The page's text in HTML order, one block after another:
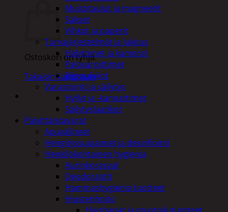
Ostoskori on tyhjä.
Takaisin kauppaan
Muistitaulut ja magneetit
Sakset
Vihkot ja paperit
Turvajärjestelmät ja lukitus
Hälyttimet ja kamerat
Palovaroittimet
Riippulukot
Varastointi ja säilytys
Hyllyt ja -kannattimet
Säilytyslaatikot
Päivittäistavarat
Apuvälineet
Hengityssuojaimet ja desinfiointi
Henkilökohtainen hygienia
Aurinkorasvat
Deodorantit
Hammashygienia tuotteet
Hiustenhoito